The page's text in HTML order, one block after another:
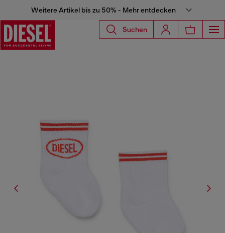
Weitere Artikel bis zu 50% - Mehr entdecken
Suchen